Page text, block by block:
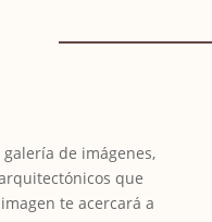
de imágenes,
que
te acercará a